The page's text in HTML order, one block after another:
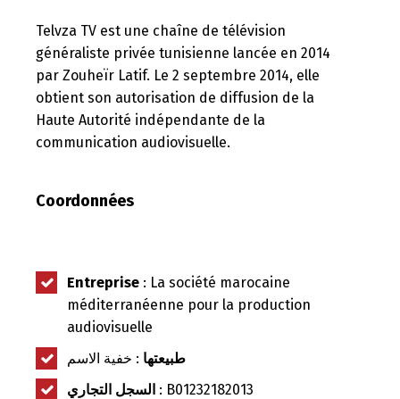
Telvza TV est une chaîne de télévision
généraliste privée tunisienne lancée en 2014
par Zouheïr Latif. Le 2 septembre 2014, elle
obtient son autorisation de diffusion de la
Haute Autorité indépendante de la
communication audiovisuelle.
Coordonnées
Entreprise : La société marocaine
méditerranéenne pour la production
audiovisuelle
طبيعتها : خفية الاسم
السجل التجاري : B01232182013